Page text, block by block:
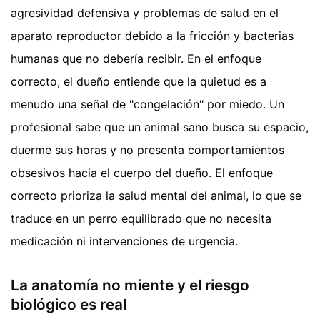
agresividad defensiva y problemas de salud en el
aparato reproductor debido a la fricción y bacterias
humanas que no debería recibir. En el enfoque
correcto, el dueño entiende que la quietud es a
menudo una señal de "congelación" por miedo. Un
profesional sabe que un animal sano busca su espacio,
duerme sus horas y no presenta comportamientos
obsesivos hacia el cuerpo del dueño. El enfoque
correcto prioriza la salud mental del animal, lo que se
traduce en un perro equilibrado que no necesita
medicación ni intervenciones de urgencia.
La anatomía no miente y el riesgo
biológico es real